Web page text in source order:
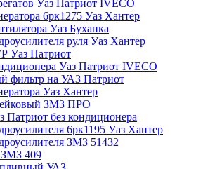
Уаз Патриот IVECO
6рк1275 Уаз Хантер
Уаз Буханка
руля Уаз Хантер
Уаз Патриот
Уаз Патриот IVECO
фильтр на УАЗ Патриот
Уаз Хантер
ЗМЗ ПРО
Патриот без кондиционера
6рк1195 Уаз Хантер
ЗМЗ 51432
409